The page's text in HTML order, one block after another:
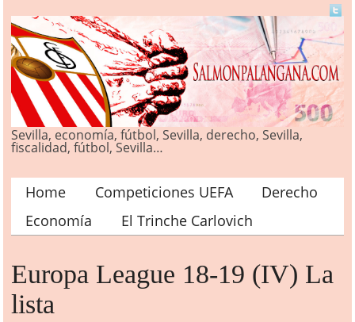
Sevilla, economía, fútbol, Sevilla, derecho, Sevilla,
fiscalidad, fútbol, Sevilla…
Main menu
Home Competiciones UEFA
Derecho
Economía
El Trinche Carlovich
Europa League 18-19 (IV) La
lista